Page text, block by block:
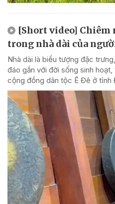
[Short video] Chiêm
trong nhà dài của
Nhà dài là biểu tượng đặc
đáo gắn với đời sống sinh
cộng đồng dân tộc Ê Đê ở tỉnh